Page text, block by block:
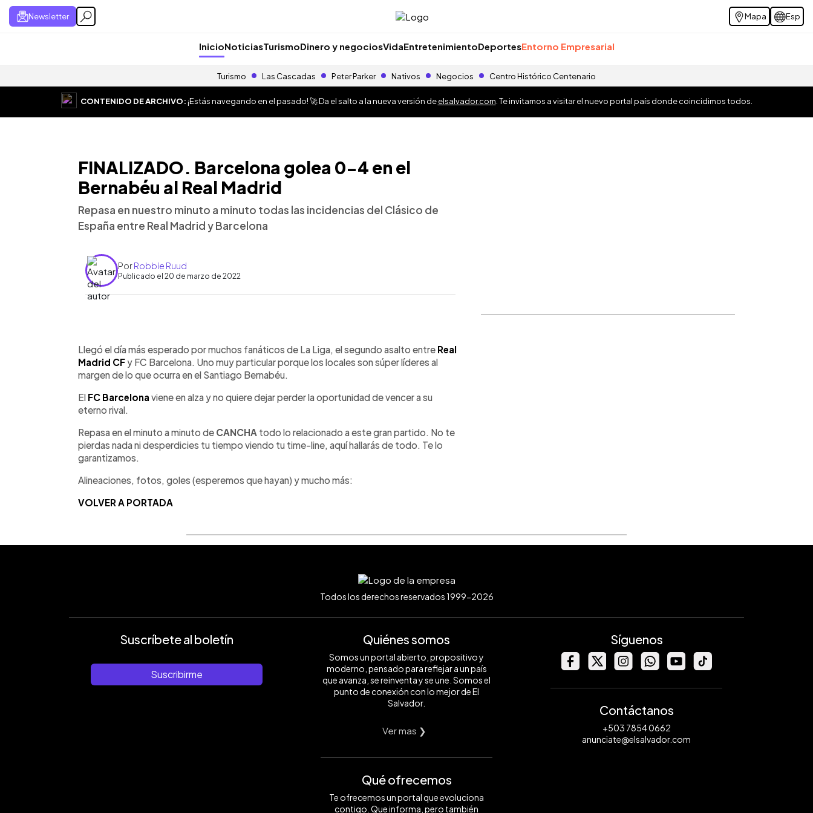
Newsletter Mapa Esp
InicioNoticiasTurismoDinero y negociosVidaEntretenimientoDeportesEntorno Empresarial
Turismo Las Cascadas Peter Parker Nativos Negocios Centro Histórico Centenario
CONTENIDO DE ARCHIVO:¡Estás navegando en el pasado! 🚀 Da el salto a la nueva versión deelsalvador.com . Te invitamos a visitar el nuevo portal país donde coincidimos todos.
FINALIZADO. Barcelona golea 0-4 en el
Bernabéu al Real Madrid
Repasa en nuestro minuto a minuto todas las incidencias del Clásico de
España entre Real Madrid y Barcelona
PorRobbie Ruud
Publicado el 20 de marzo de 2022
► Escuchar artículo
Llegó el día más esperado por muchos fanáticos de La Liga, el segundo asalto entre Real
Madrid CF y FC Barcelona. Uno muy particular porque los locales son súper líderes al
margen de lo que ocurra en el Santiago Bernabéu.
El FC Barcelona viene en alza y no quiere dejar perder la oportunidad de vencer a su
eterno rival.
Repasa en el minuto a minuto de CANCHA todo lo relacionado a este gran partido. No te
pierdas nada ni desperdicies tu tiempo viendo tu time-line, aquí hallarás de todo. Te lo
garantizamos.
Alineaciones, fotos, goles (esperemos que hayan) y mucho más:
VOLVER A PORTADA
Todos los derechos reservados 1999-2026
Suscríbete al boletín
Suscribirme
Quiénes somos
Somos un portal abierto, propositivo y
moderno, pensado para reflejar a un país
que avanza, se reinventa y se une. Somos el
punto de conexión con lo mejor de El
Salvador.
Ver mas ❯
Qué ofrecemos
Te ofrecemos un portal que evoluciona
contigo. Que informa, pero también
Síguenos
Contáctanos
+503 7854 0662
anunciate@elsalvador.com